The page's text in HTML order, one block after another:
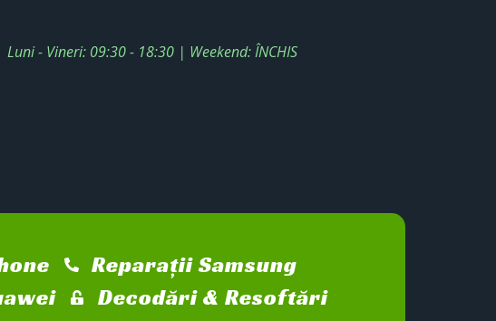
Luni - Vineri: 09:30 - 18:30 | Weekend: ÎNCHIS
Reparații Samsung
Decodări & Resoftări